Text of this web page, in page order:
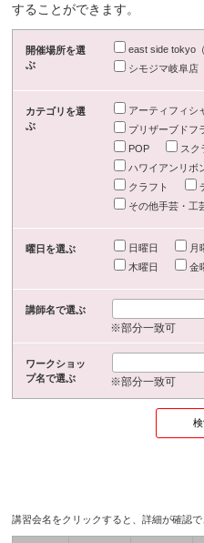
することができます。
開催場所を選
ぶ
east side tokyo
シモジマ岐阜店
カテゴリを選
ぶ
アーティフィシ
プリザーブドフ
POP
スク
ハワイアンリボ
クラフト
その他手芸・工
曜日を選ぶ 日曜日 月
木曜日
金
講師名で選ぶ
※部分一致可
ワークショッ
プ名で選ぶ
※部分一致可
講習会名をクリックすると、詳細が確認で